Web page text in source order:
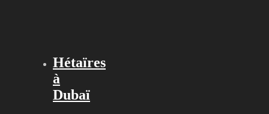
Hétaïres
à
Dubaï